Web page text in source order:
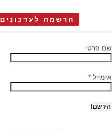
הרשמה לעדכונים
שם פרטי
אימייל *